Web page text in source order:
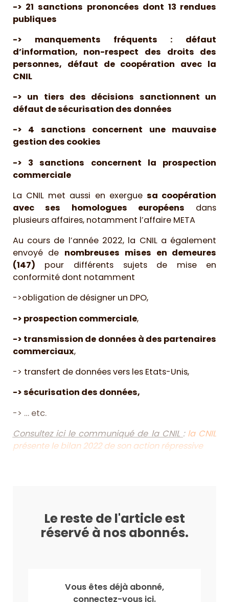
-> 21 sanctions prononcées dont 13 rendues
publiques
-> manquements fréquents : défaut
d’information, non-respect des droits des
personnes, défaut de coopération avec la
CNIL
-> un tiers des décisions sanctionnent un
défaut de sécurisation des données
-> 4 sanctions concernent une mauvaise
gestion des cookies
-> 3 sanctions concernent la prospection
commerciale
La CNIL met aussi en exerguesa coopération
avec ses homologues européens dans
plusieurs affaires, notamment l’affaire META
Au cours de l’année 2022, la CNIL a également
envoyé de nombreuses mises en demeures
(147) pour différents sujets de mise en
conformité dont notamment
->obligation de désigner un DPO,
-> prospection commerciale,
-> transmission de données à des partenaires
commerciaux,
-> transfert de données vers les Etats-Unis,
-> sécurisation des données,
-> … etc.
Consultez ici le communiqué de la CNIL : la CNIL
présente le bilan 2022 de son action répressive
Le reste de l'article est
réservé à nos abonnés.
Vous êtes déjà abonné,
connectez-vous ici.